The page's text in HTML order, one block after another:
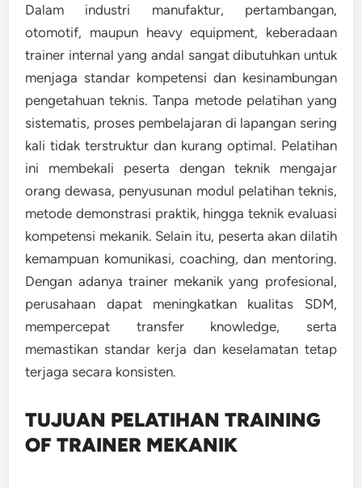
Dalam industri manufaktur, pertambangan,
otomotif, maupun heavy equipment, keberadaan
trainer internal yang andal sangat dibutuhkan untuk
menjaga standar kompetensi dan kesinambungan
pengetahuan teknis. Tanpa metode pelatihan yang
sistematis, proses pembelajaran di lapangan sering
kali tidak terstruktur dan kurang optimal. Pelatihan
ini membekali peserta dengan teknik mengajar
orang dewasa, penyusunan modul pelatihan teknis,
metode demonstrasi praktik, hingga teknik evaluasi
kompetensi mekanik. Selain itu, peserta akan dilatih
kemampuan komunikasi, coaching, dan mentoring.
Dengan adanya trainer mekanik yang profesional,
perusahaan dapat meningkatkan kualitas SDM,
mempercepat transfer knowledge, serta
memastikan standar kerja dan keselamatan tetap
terjaga secara konsisten.
TUJUAN PELATIHAN TRAINING
OF TRAINER MEKANIK